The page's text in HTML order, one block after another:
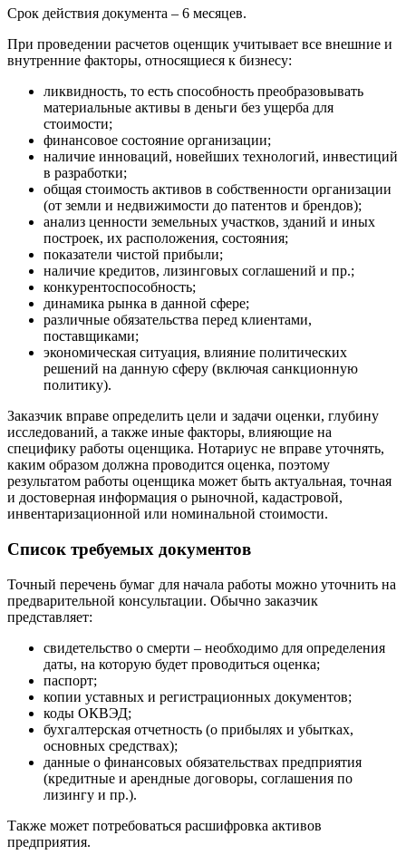
Срок действия документа – 6 месяцев.
При проведении расчетов оценщик учитывает все внешние и
внутренние факторы, относящиеся к бизнесу:
ликвидность, то есть способность преобразовывать
материальные активы в деньги без ущерба для
стоимости;
финансовое состояние организации;
наличие инноваций, новейших технологий, инвестиций
в разработки;
общая стоимость активов в собственности организации
(от земли и недвижимости до патентов и брендов);
анализ ценности земельных участков, зданий и иных
построек, их расположения, состояния;
показатели чистой прибыли;
наличие кредитов, лизинговых соглашений и пр.;
конкурентоспособность;
динамика рынка в данной сфере;
различные обязательства перед клиентами,
поставщиками;
экономическая ситуация, влияние политических
решений на данную сферу (включая санкционную
политику).
Заказчик вправе определить цели и задачи оценки, глубину
исследований, а также иные факторы, влияющие на
специфику работы оценщика. Нотариус не вправе уточнять,
каким образом должна проводится оценка, поэтому
результатом работы оценщика может быть актуальная, точная
и достоверная информация о рыночной, кадастровой,
инвентаризационной или номинальной стоимости.
Список требуемых документов
Точный перечень бумаг для начала работы можно уточнить на
предварительной консультации. Обычно заказчик
представляет:
свидетельство о смерти – необходимо для определения
даты, на которую будет проводиться оценка;
паспорт;
копии уставных и регистрационных документов;
коды ОКВЭД;
бухгалтерская отчетность (о прибылях и убытках,
основных средствах);
данные о финансовых обязательствах предприятия
(кредитные и арендные договоры, соглашения по
лизингу и пр.).
Также может потребоваться расшифровка активов
предприятия.
Волжск
Вологда
Волосово
Вольск
Воркута
Воронеж
Воскресенск
Воткинск
Всеволожск
Выкса
Вязники
Вязьма
Гатчина
Геленджик
Георгиевск
Глазов
Горно-Алтайск
Городец
Горячий Ключ
Губаха
Губкинский
Гуково
Гусь-Хрустальный
Дедовск
Дербент
Джанкой
Дзержинск
Дзержинский
Дмитров
Долгопрудный